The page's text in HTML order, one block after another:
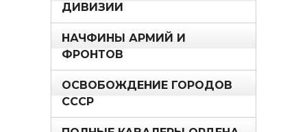
ДИВИЗИИ
НАЧФИНЫ АРМИЙ И
ФРОНТОВ
ОСВОБОЖДЕНИЕ ГОРОДОВ
СССР